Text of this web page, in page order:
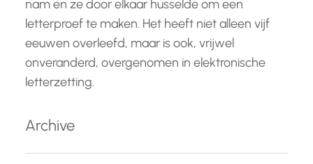
nam en ze door elkaar husselde om een
letterproef te maken. Het heeft niet alleen vijf
eeuwen overleefd, maar is ook, vrijwel
onveranderd, overgenomen in elektronische
letterzetting.
Archive